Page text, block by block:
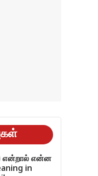
என்றால் என்ன
in